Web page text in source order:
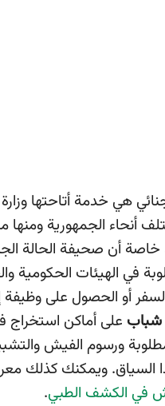
هي خدمة أتاحتها وزارة
أنحاء الجمهورية ومنها
خاصة أن صحيفة الحالة
في الهيئات الحكومية
أو الحصول على
شباب على أماكن
ورسوم الفيش
السياق. ويمكنك كذلك
في الكشف الطبي.